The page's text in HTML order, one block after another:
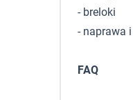
- breloki
- naprawa
FAQ